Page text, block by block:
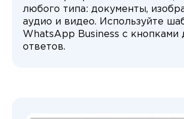
любого типа: документы,
аудио и видео. Используйте
WhatsApp Business с кнопками
ответов.